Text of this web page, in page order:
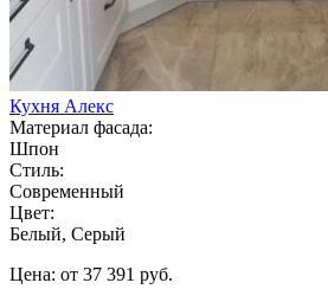
Кухня Алекс
Материал фасада:
Шпон
Стиль:
Современный
Цвет:
Белый, Серый
Цена: от 37 391 руб.